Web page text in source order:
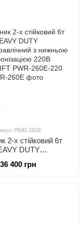
який включає в себе:
продуктивність.
та технології для
PWR-260E
2-х стійковий 6т
DUTY
220В
400 грн